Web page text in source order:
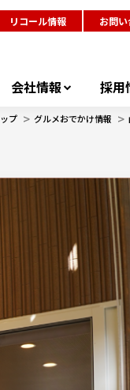
リコール情報 お問
会社情報 採用
プ > グルメおでかけ情報 >